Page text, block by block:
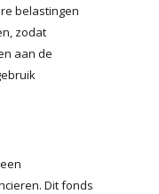
belastingen
zodat
aan de
Dit fonds